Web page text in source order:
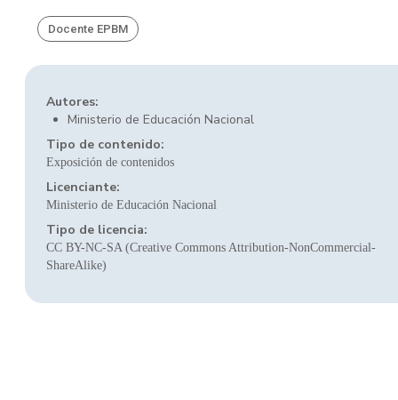
Docente EPBM
Autores:
Ministerio de Educación Nacional
Tipo de contenido:
Exposición de contenidos
Licenciante:
Ministerio de Educación Nacional
Tipo de licencia:
CC BY-NC-SA (Creative Commons Attribution-NonCommercial-
ShareAlike)